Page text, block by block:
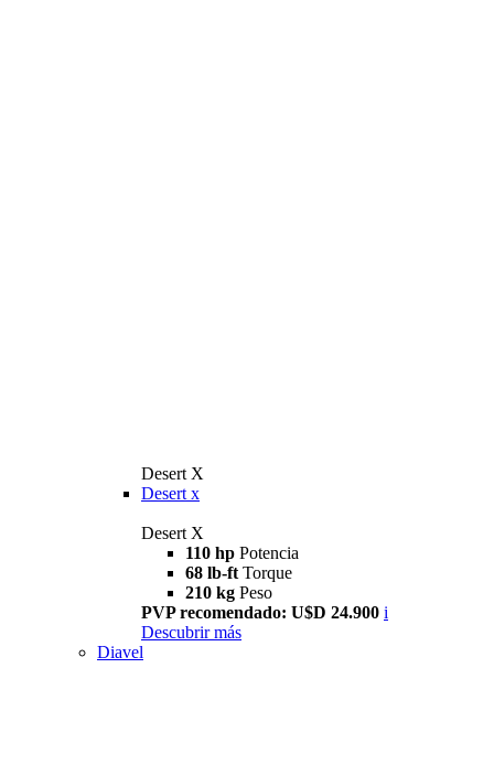
Desert X
Desert x
Desert X
110 hp Potencia
68 lb-ft Torque
210 kg Peso
PVP recomendado: U$D 24.900 i
Descubrir más
Diavel